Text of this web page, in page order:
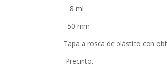
8 ml
50 mm
a rosca de plástico con
Precinto.